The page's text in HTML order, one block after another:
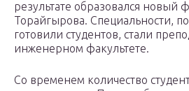
результате образовался новый
Торайгырова. Специальности,
готовили студентов, стали
инженерном факультете.
Со временем количество